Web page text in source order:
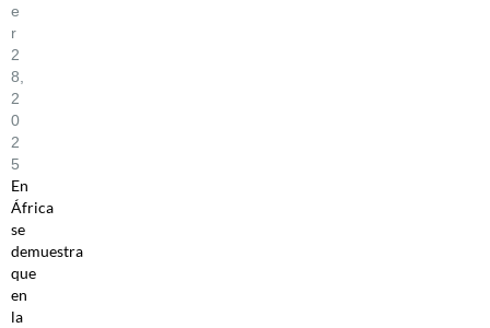
E
R
2
8,
2
0
2
5
En
África
se
demuestra
que
en
la